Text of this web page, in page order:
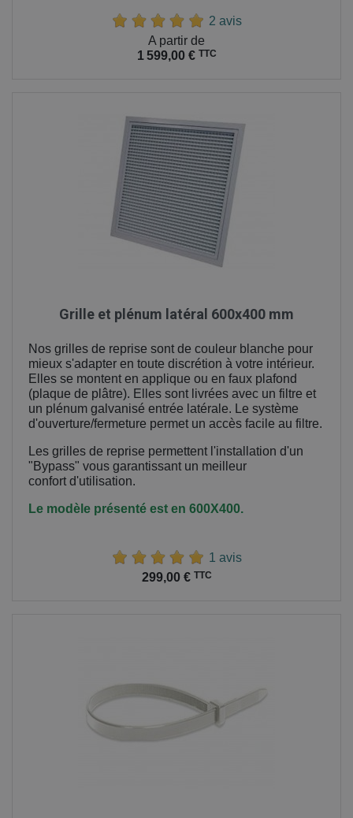
2 avis
A partir de
1 599,00 € TTC
Grille et plénum latéral 600x400 mm
Nos grilles de reprise sont de couleur blanche pour
mieux s'adapter en toute discrétion à votre intérieur.
Elles se montent en applique ou en faux plafond
(plaque de plâtre). Elles sont livrées avec un filtre et
un plénum galvanisé entrée latérale. Le système
d'ouverture/fermeture permet un accès facile au filtre.
Les grilles de reprise permettent l'installation d'un
"Bypass" vous garantissant un meilleur
confort d'utilisation.
Le modèle présenté est en 600X400.
1 avis
299,00 € TTC